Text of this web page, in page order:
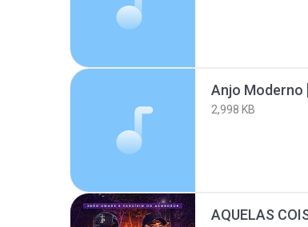
2,998 KB